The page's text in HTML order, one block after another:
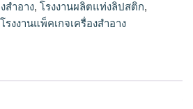
สำอาง, โรงงานผลิตแท่งลิปสติก,
โรงงานแพ็คเกจเครื่องสำอาง